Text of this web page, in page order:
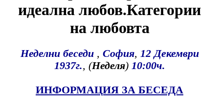
идеална любов.Категории
на любовта
Неделни беседи , София, 12 Декември
1937г., (Неделя) 10:00ч.
ИНФОРМАЦИЯ ЗА БЕСЕДА